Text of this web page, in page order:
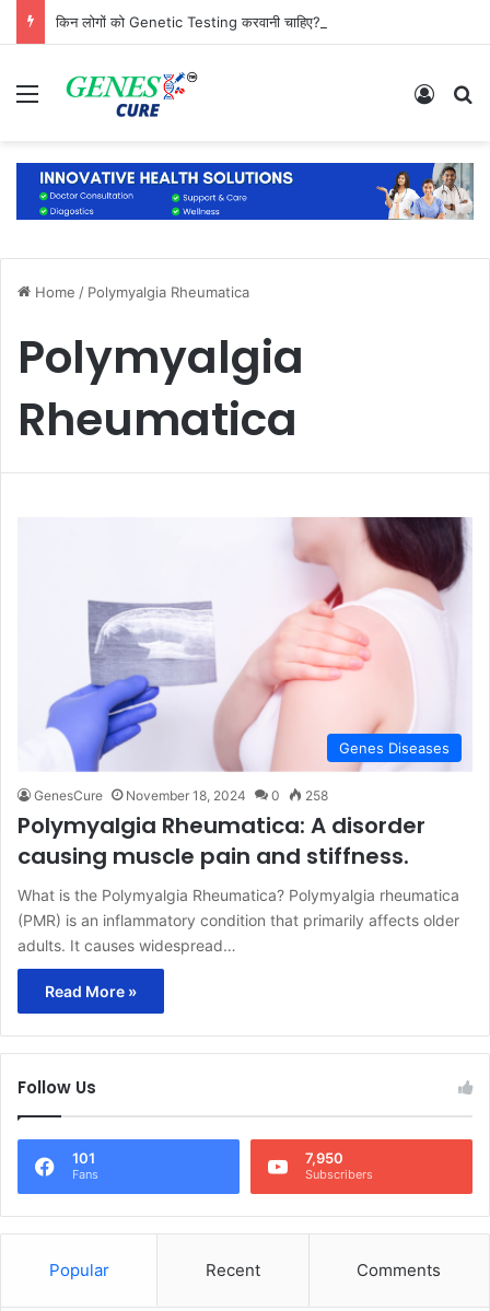
Menu Log In
Home / Polymyalgia Rheumatica
Polymyalgia
Rheumatica
Genes Diseases
GenesCure November 18, 2024 0 258
Polymyalgia Rheumatica: A disorder
causing muscle pain and stiffness.
What is the Polymyalgia Rheumatica? Polymyalgia rheumatica
(PMR) is an inflammatory condition that primarily affects older
adults. It causes widespread…
Read More »
Follow Us
101
Fans
7,950
Subscribers
Popular Recent Comments